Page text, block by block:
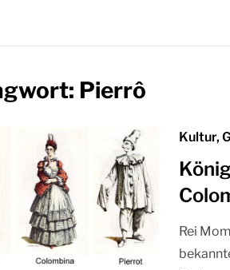
Pierrô
Kultur,
Rei